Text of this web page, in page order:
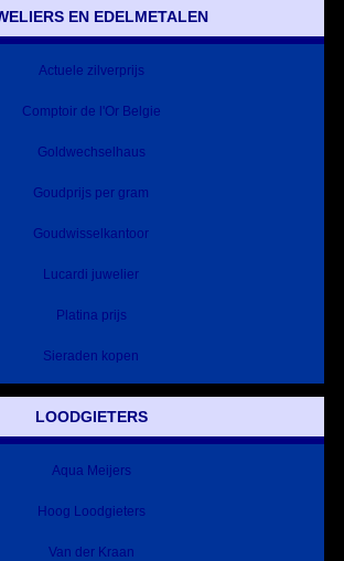
EN EDELMETALEN
Actuele zilverprijs
Comptoir de l'Or Belgie
Goldwechselhaus
Goudprijs per gram
Goudwisselkantoor
Lucardi juwelier
Platina prijs
Sieraden kopen
LOODGIETERS
Aqua Meijers
Hoog Loodgieters
Van der Kraan